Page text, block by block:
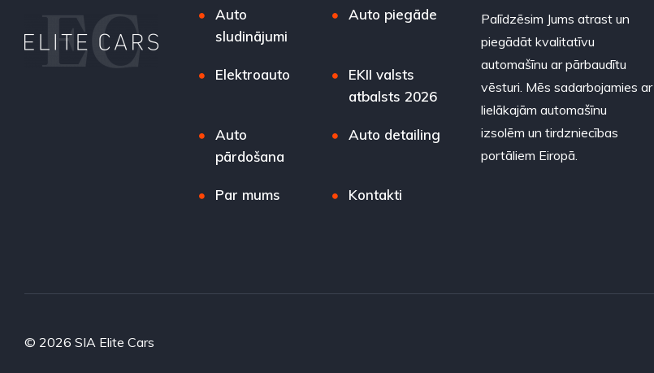
Auto
sludinājumi
Auto piegāde
Elektroauto
EKII valsts
atbalsts 2026
Auto
pārdošana
Auto detailing
Par mums Kontakti
Palīdzēsim Jums atrast un
piegādāt kvalitatīvu
automašīnu ar pārbaudītu
vēsturi. Mēs sadarbojamies ar
lielākajām automašīnu
izsolēm un tirdzniecības
portāliem Eiropā.
© 2026 SIA Elite Cars